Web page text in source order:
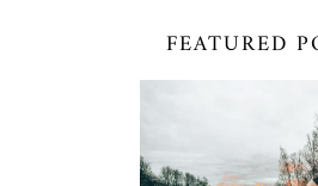
FEATURED